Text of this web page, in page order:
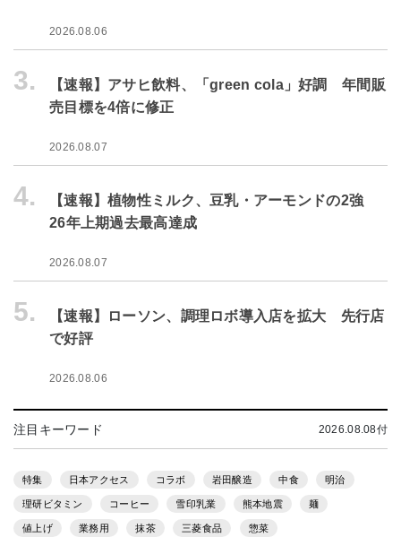
2026.08.06
3.
【速報】アサヒ飲料、「green cola」好調 年間販
売目標を4倍に修正
2026.08.07
4.
【速報】植物性ミルク、豆乳・アーモンドの2強
26年上期過去最高達成
2026.08.07
5.
【速報】ローソン、調理ロボ導入店を拡大 先行店
で好評
2026.08.06
注目キーワード 2026.08.08付
特集 日本アクセス コラボ 岩田醸造 中食 明治
理研ビタミン コーヒー 雪印乳業 熊本地震 麺
値上げ 業務用 抹茶 三菱食品 惣菜